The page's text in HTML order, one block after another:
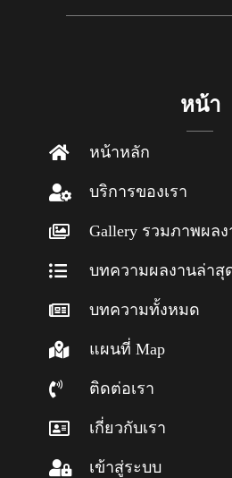
หน้า
หน้าหลัก
บริการของเรา
Gallery รวมภาพผล
บทความผลงานล่าสุ
บทความทั้งหมด
แผนที่ Map
ติดต่อเรา
เกี่ยวกับเรา
เข้าสู่ระบบ